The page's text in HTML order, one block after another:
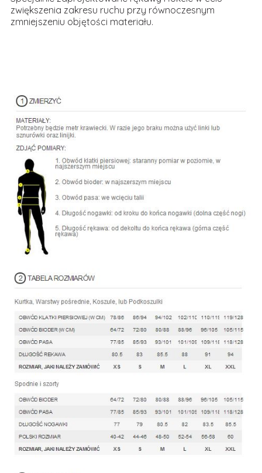
zwiększenia zakresu ruchu przy równoczesnym
zmniejszeniu objętości materiału.